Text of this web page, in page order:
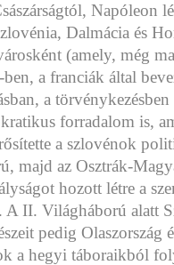
Napóleon
Dalmácia és
(amely, még
a franciák által
a törvénykezésben
forradalom is,
a szlovénok
majd az Osztrák-
hozott létre a
A II. Világháború alatt
pedig Olaszország
a hegyi táboraikból